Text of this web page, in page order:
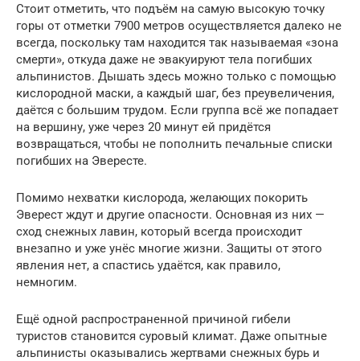
Стоит отметить, что подъём на самую высокую точку
горы от отметки 7900 метров осуществляется далеко не
всегда, поскольку там находится так называемая «зона
смерти», откуда даже не эвакуируют тела погибших
альпинистов. Дышать здесь можно только с помощью
кислородной маски, а каждый шаг, без преувеличения,
даётся с большим трудом. Если группа всё же попадает
на вершину, уже через 20 минут ей придётся
возвращаться, чтобы не пополнить печальные списки
погибших на Эвересте.
Помимо нехватки кислорода, желающих покорить
Эверест ждут и другие опасности. Основная из них —
сход снежных лавин, который всегда происходит
внезапно и уже унёс многие жизни. Защиты от этого
явления нет, а спастись удаётся, как правило,
немногим.
Ещё одной распространенной причиной гибели
туристов становится суровый климат. Даже опытные
альпинисты оказывались жертвами снежных бурь и